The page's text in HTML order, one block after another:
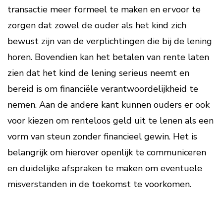
transactie meer formeel te maken en ervoor te
zorgen dat zowel de ouder als het kind zich
bewust zijn van de verplichtingen die bij de lening
horen. Bovendien kan het betalen van rente laten
zien dat het kind de lening serieus neemt en
bereid is om financiële verantwoordelijkheid te
nemen. Aan de andere kant kunnen ouders er ook
voor kiezen om renteloos geld uit te lenen als een
vorm van steun zonder financieel gewin. Het is
belangrijk om hierover openlijk te communiceren
en duidelijke afspraken te maken om eventuele
misverstanden in de toekomst te voorkomen.